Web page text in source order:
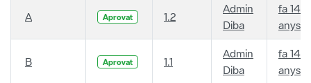
A Aprovat 1.2
Admin
Diba
fa 14
anys
B Aprovat 1.1
Admin
Diba
fa 14
anys